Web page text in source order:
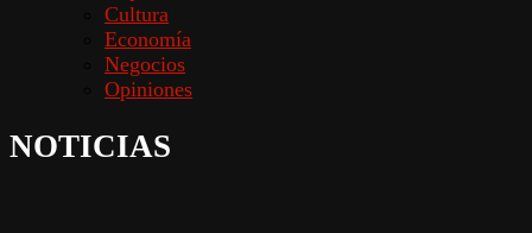
Cultura
Economía
Negocios
Opiniones
NOTICIAS